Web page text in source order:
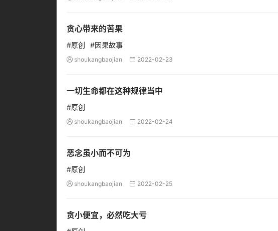
贪心带来的苦果
#原创 #因果故事
 shoukangbaojian  2022-02-23
一切生命都在这种规律当中
#原创
 shoukangbaojian  2022-02-24
恶念虽小而不可为
#原创
 shoukangbaojian  2022-02-25
贪小便宜，必然吃大亏